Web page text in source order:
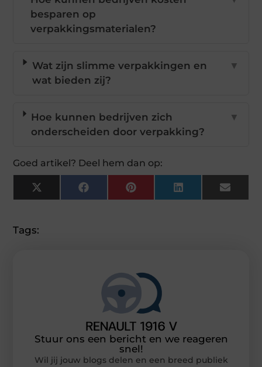
besparen op
verpakkingsmaterialen?
Wat zijn slimme verpakkingen en
wat bieden zij?
▼
Hoe kunnen bedrijven zich
onderscheiden door verpakking?
▼
Goed artikel? Deel hem dan op:
X
(Twitter)
FacebookPinterestLinkedInEmail
Tags:
Stuur ons een bericht en we reageren
snel!
Wil jij jouw blogs delen en een breed publiek